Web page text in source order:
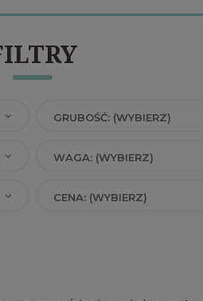
GRUBOŚĆ: (WYBIERZ)
WAGA: (WYBIERZ)
CENA: (WYBIERZ)